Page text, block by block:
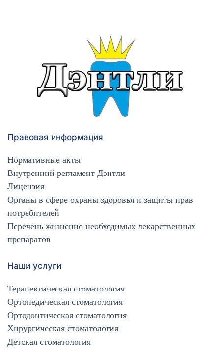
Правовая информация
Нормативные акты
Внутренний регламент Дэнтли
Лицензия
Органы в сфере охраны здоровья и защиты прав
потребителей
Перечень жизненно необходимых лекарственных
препаратов
Наши услуги
Терапевтическая стоматология
Ортопедическая стоматология
Ортодонтическая стоматология
Хирургическая стоматология
Детская стоматология